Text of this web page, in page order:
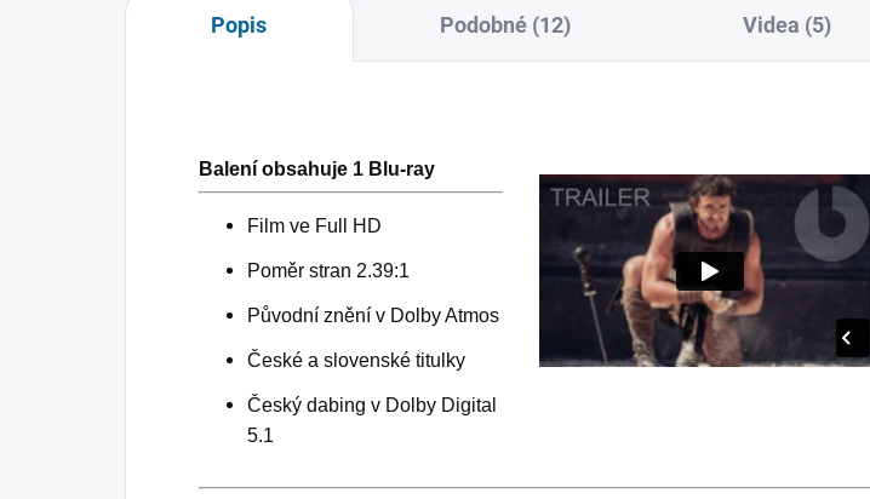
Popis Podobné (12) Videa (5)
Balení obsahuje 1 Blu-ray
Film ve Full HD
Poměr stran 2.39:1
Původní znění v Dolby Atmos
České a slovenské titulky
Český dabing v Dolby Digital
5.1